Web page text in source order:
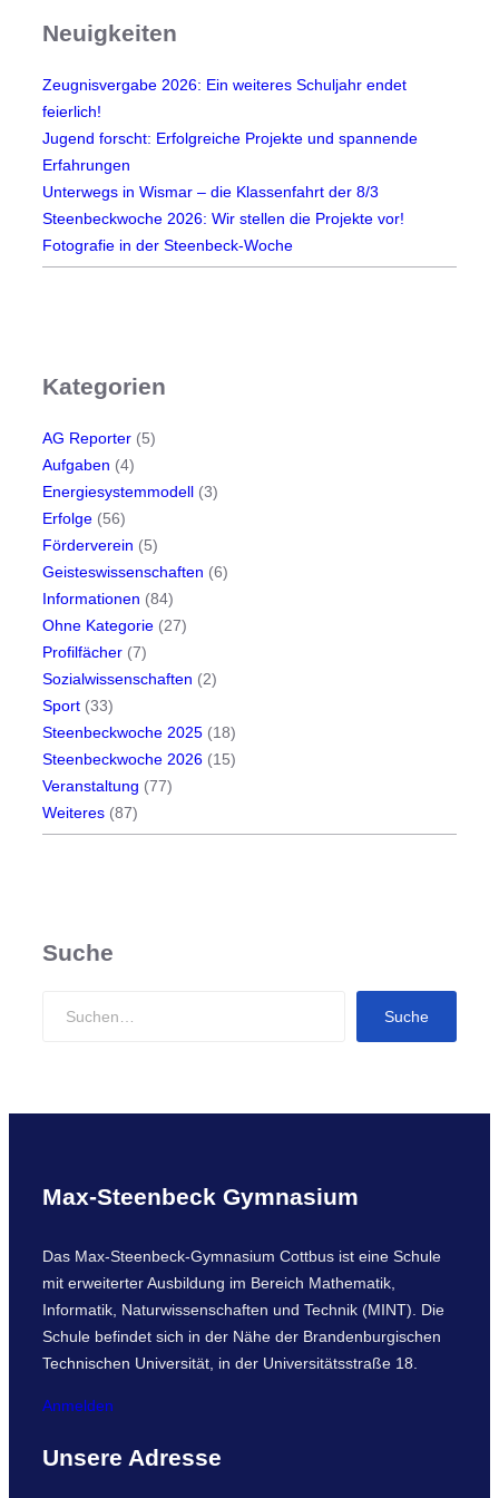
e
n
e
r
T
ü
r
r
ä
m
p
t
Neuigkeiten
Zeugnisvergabe 2026: Ein weiteres Schuljahr endet
feierlich!
Jugend forscht: Erfolgreiche Projekte und spannende
Erfahrungen
Unterwegs in Wismar – die Klassenfahrt der 8/3
Steenbeckwoche 2026: Wir stellen die Projekte vor!
Fotografie in der Steenbeck-Woche
Kategorien
AG Reporter (5)
Aufgaben (4)
Energiesystemmodell (3)
Erfolge (56)
Förderverein (5)
Geisteswissenschaften (6)
Informationen (84)
Ohne Kategorie (27)
Profilfächer (7)
Sozialwissenschaften (2)
Sport (33)
Steenbeckwoche 2025 (18)
Steenbeckwoche 2026 (15)
Veranstaltung (77)
Weiteres (87)
Suche
c
Suche
Max-Steenbeck Gymnasium
Das Max-Steenbeck-Gymnasium Cottbus ist eine Schule
mit erweiterter Ausbildung im Bereich Mathematik,
Informatik, Naturwissenschaften und Technik (MINT). Die
Schule befindet sich in der Nähe der Brandenburgischen
Technischen Universität, in der Universitätsstraße 18.
Anmelden
Unsere Adresse